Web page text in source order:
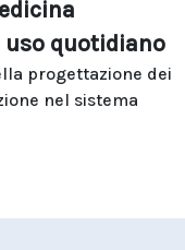
quotidiano
progettazione dei
nel sistema